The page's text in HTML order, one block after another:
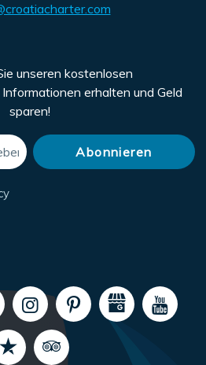
unseren kostenlosen
erhalten und Geld
sparen!